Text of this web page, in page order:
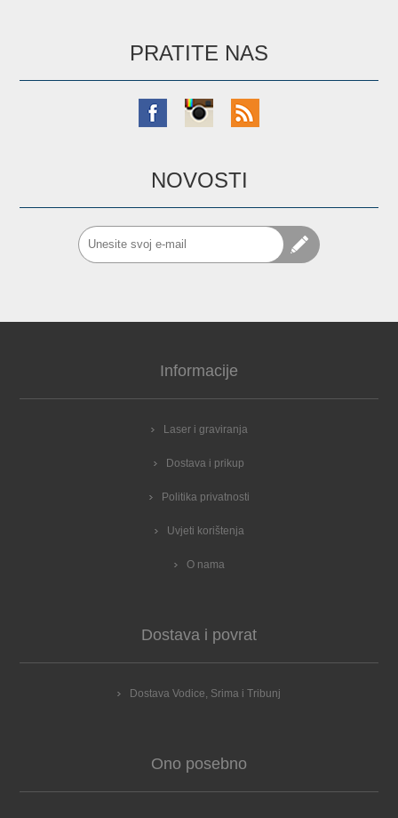
PRATITE NAS
NOVOSTI
Informacije
Laser i graviranja
Dostava i prikup
Politika privatnosti
Uvjeti korištenja
O nama
Dostava i povrat
Dostava Vodice, Srima i Tribunj
Ono posebno